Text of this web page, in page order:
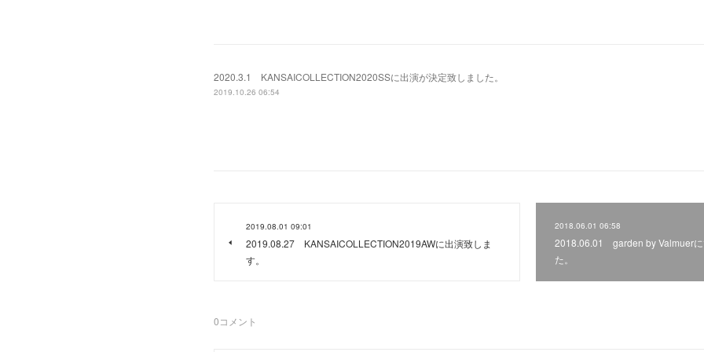
2020.3.1 KANSAICOLLECTION2020SSに出演が決定致しました。
2019.10.26 06:54
2019.08.01 09:01
2019.08.27 KANSAICOLLECTION2019AWに出演致しま
す。
2018.06.01 06:58
2018.06.01 garden by Valmuerに
た。
0コメント